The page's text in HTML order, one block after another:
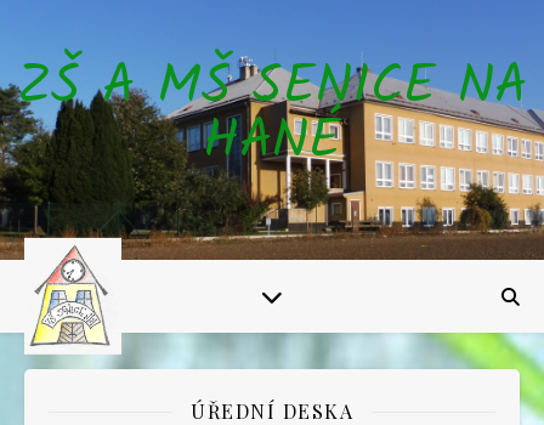
ZŠ A MŠ SENICE NA
HANÉ
ÚŘEDNÍ DESKA